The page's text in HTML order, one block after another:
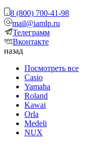
8 (800) 700-41-98
mail@iamlp.ru
Телеграмм
Вконтакте
назад
Посмотреть все
Casio
Yamaha
Roland
Kawai
Orla
Medeli
NUX